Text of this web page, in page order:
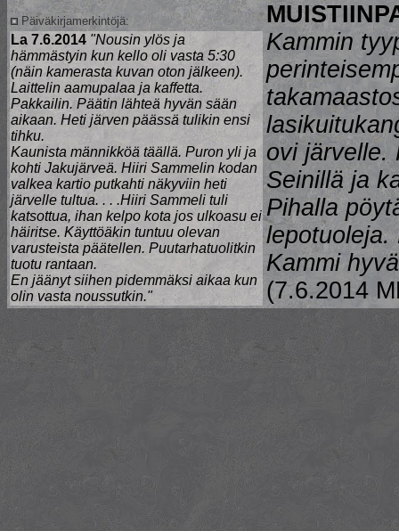
Kammin
ovi järvelle.
Seinillä ja
Pihalla
lepotuoleja.
Kammi
(7.6.2014
Päiväkirjamerkintöjä:
La 7.6.2014 "Nousin ylös ja
hämmästyin kun kello oli vasta 5:30
(näin kamerasta kuvan oton jälkeen).
Laittelin aamupalaa ja kaffetta.
Pakkailin. Päätin lähteä hyvän sään
aikaan. Heti järven päässä tulikin ensi
tihku.
Kaunista männikköä täällä. Puron yli ja
kohti Jakujärveä. Hiiri Sammelin kodan
valkea kartio putkahti näkyviin heti
järvelle tultua. . . .Hiiri Sammeli tuli
katsottua, ihan kelpo kota jos ulkoasu ei
häiritse. Käyttöäkin tuntuu olevan
varusteista päätellen. Puutarhatuolitkin
tuotu rantaan.
En jäänyt siihen pidemmäksi aikaa kun
olin vasta noussutkin."